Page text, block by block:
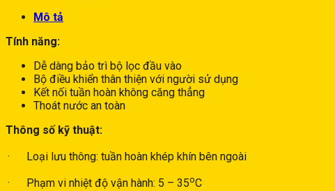
Mô tả
Tính năng:
Dễ dàng bảo trì bộ lọc đầu vào
Bộ điều khiển thân thiện với người sử dụng
Kết nối tuần hoàn không căng thẳng
Thoát nước an toàn
Thông số kỹ thuật:
· Loại lưu thông: tuần hoàn khép khín bên ngoài
· Phạm vi nhiệt độ vận hành: 5 – 35oC